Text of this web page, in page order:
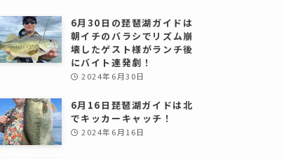
6月30日の琵琶湖ガイドは
朝イチのバラシでリズム崩
壊したゲスト様がランチ後
にバイト連発劇！
2024年6月30日
6月16日琵琶湖ガイドは北
でキッカーキャッチ！
2024年6月16日